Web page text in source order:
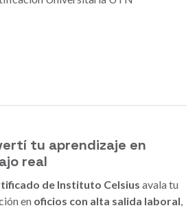
tu aprendizaje en
real
de Instituto Celsius avala tu
en oficios con alta salida laboral